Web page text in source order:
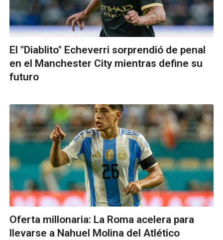
El "Diablito" Echeverri sorprendió de penal
en el Manchester City mientras define su
futuro
Oferta millonaria: La Roma acelera para
llevarse a Nahuel Molina del Atlético